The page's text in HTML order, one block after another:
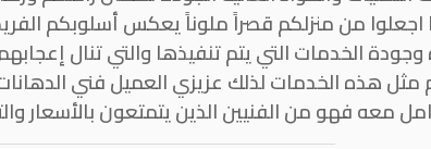
اجعلوا من منزلكم قصراً ملوناً يعكس أسلوبكم
الخدمات التي يتم تنفيذها والتي تنال
هذه الخدمات لذلك عزيزي العميل فني الدهانات
معه فهو من الفنيين الذين يتمتعون بالأسعار